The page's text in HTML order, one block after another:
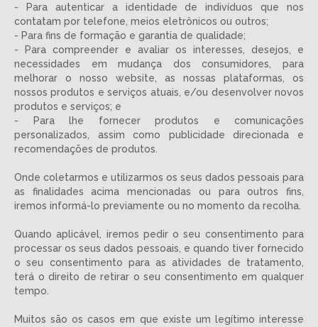
- Para autenticar a identidade de indivíduos que nos
contatam por telefone, meios eletrônicos ou outros;
- Para fins de formação e garantia de qualidade;
- Para compreender e avaliar os interesses, desejos, e
necessidades em mudança dos consumidores, para
melhorar o nosso website, as nossas plataformas, os
nossos produtos e serviços atuais, e/ou desenvolver novos
produtos e serviços; e
- Para lhe fornecer produtos e comunicações
personalizados, assim como publicidade direcionada e
recomendações de produtos.
Onde coletarmos e utilizarmos os seus dados pessoais para
as finalidades acima mencionadas ou para outros fins,
iremos informá-lo previamente ou no momento da recolha.
Quando aplicável, iremos pedir o seu consentimento para
processar os seus dados pessoais, e quando tiver fornecido
o seu consentimento para as atividades de tratamento,
terá o direito de retirar o seu consentimento em qualquer
tempo.
Muitos são os casos em que existe um legítimo interesse